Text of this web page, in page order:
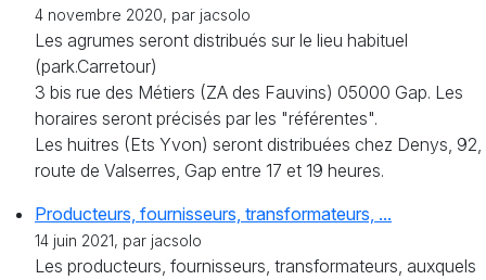
4 novembre 2020, par jacsolo
Les agrumes seront distribués sur le lieu habituel
(park.Carretour)
3 bis rue des Métiers (ZA des Fauvins) 05000 Gap. Les
horaires seront précisés par les "référentes".
Les huitres (Ets Yvon) seront distribuées chez Denys, 92,
route de Valserres, Gap entre 17 et 19 heures.
Producteurs, fournisseurs, transformateurs, ...
14 juin 2021, par jacsolo
Les producteurs, fournisseurs, transformateurs, auxquels